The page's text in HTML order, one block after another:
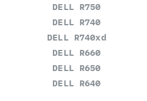
DELL R750
DELL R740
DELL R740xd
DELL R660
DELL R650
DELL R640